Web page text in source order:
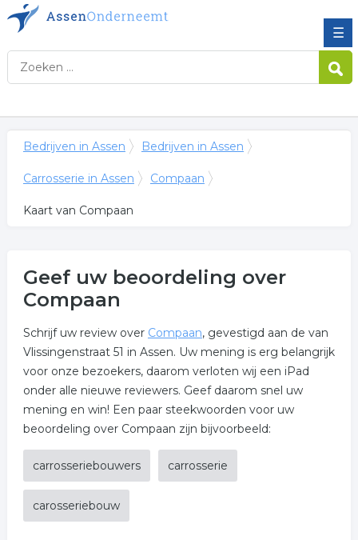
☰
Bedrijven in Assen Bedrijven in Assen
Carrosserie in Assen Compaan
Kaart van Compaan
Geef uw beoordeling over
Compaan
Schrijf uw review over Compaan, gevestigd aan de van
Vlissingenstraat 51 in Assen. Uw mening is erg belangrijk
voor onze bezoekers, daarom verloten wij een iPad
onder alle nieuwe reviewers. Geef daarom snel uw
mening en win! Een paar steekwoorden voor uw
beoordeling over Compaan zijn bijvoorbeeld:
carrosseriebouwers carrosserie
carosseriebouw